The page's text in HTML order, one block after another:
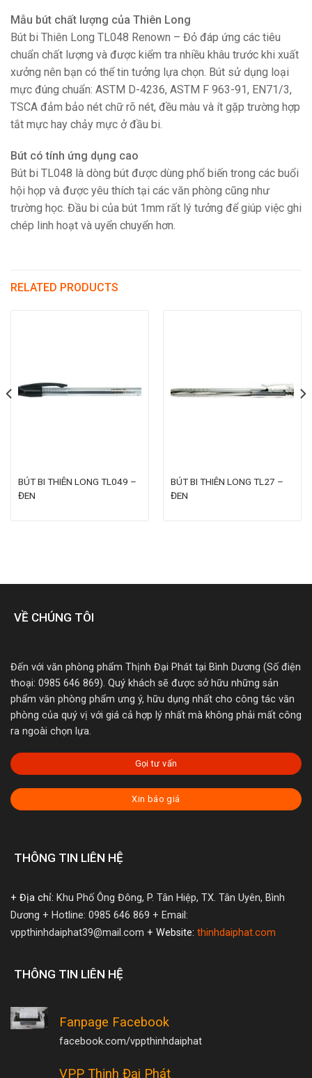
Mẫu bút chất lượng của Thiên Long
Bút bi Thiên Long TL048 Renown – Đỏ đáp ứng các tiêu
chuẩn chất lượng và được kiểm tra nhiều khâu trước khi xuất
xưởng nên bạn có thể tin tưởng lựa chọn. Bút sử dụng loại
mực đúng chuẩn: ASTM D-4236, ASTM F 963-91, EN71/3,
TSCA đảm bảo nét chữ rõ nét, đều màu và ít gặp trường hợp
tắt mực hay chảy mực ở đầu bi.
Bút có tính ứng dụng cao
Bút bi TL048 là dòng bút được dùng phổ biến trong các buổi
hội họp và được yêu thích tại các văn phòng cũng như
trường học. Đầu bi của bút 1mm rất lý tưởng để giúp việc ghi
chép linh hoạt và uyển chuyển hơn.
RELATED PRODUCTS
BÚT BI THIÊN LONG TL049 –
ĐEN
BÚT BI THIÊN LONG TL27 –
ĐEN
VỀ CHÚNG TÔI
Đến với văn phòng phẩm Thịnh Đại Phát tại Bình Dương (Số điện
thoại: 0985 646 869). Quý khách sẽ được sở hữu những sản
phẩm văn phòng phẩm ưng ý, hữu dụng nhất cho công tác văn
phòng của quý vị với giá cả hợp lý nhất mà không phải mất công
ra ngoài chọn lựa.
Gọi tư vấn
Xin báo giá
THÔNG TIN LIÊN HỆ
+ Địa chỉ: Khu Phố Ông Đông, P. Tân Hiệp, TX. Tân Uyên, Bình
Dương + Hotline: 0985 646 869 + Email:
vppthinhdaiphat39@mail.com + Website: thinhdaiphat.com
THÔNG TIN LIÊN HỆ
Fanpage Facebook
facebook.com/vppthinhdaiphat
VPP Thịnh Đại Phát